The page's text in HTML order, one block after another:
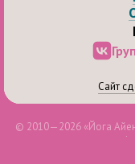
Сайт
© 2010—2026 «Йога
продолжающих и